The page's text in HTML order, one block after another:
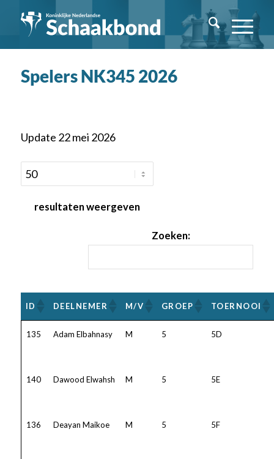
Spelers NK345 2026
Update 22 mei 2026
resultaten weergeven
Zoeken:
ID DEELNEMER M/V GROEP TOERNOOI
135 Adam Elbahnasy M 5 5D
140 Dawood Elwahsh M 5 5E
136 Deayan Maikoe M 5 5F